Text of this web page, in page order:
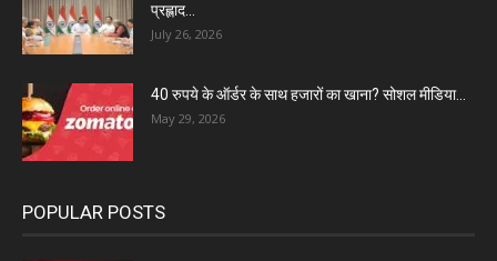
प्रह्लाद...
July 26, 2026
40 रुपये के ऑर्डर के साथ हजारों का खाना? सोशल मीडिया...
May 29, 2026
POPULAR POSTS